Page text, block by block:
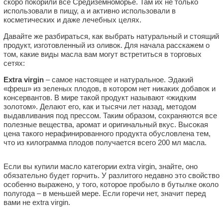
использовали в пищу, а и активно использовали в
косметических и даже лечебных целях.
Давайте же разбираться, как выбрать натуральный и стоящий
продукт, изготовленный из оливок. Для начала расскажем о
том, какие виды масла вам могут встретиться в торговых
сетях:
Extra virgin – самое настоящее и натуральное. Эдакий
«фреш» из зеленых плодов, в котором нет никаких добавок и
консервантов. В мире такой продукт называют «жидким
золотом». Делают его, как и тысячи лет назад, методом
выдавливания под прессом. Таким образом, сохраняются все
полезные вещества, аромат и оригинальный вкус. Высокая
цена такого нерафинированного продукта обусловлена тем,
что из килограмма плодов получается всего 200 мл масла.
Если вы купили масло категории extra virgin, знайте, оно
обязательно будет горчить. У разлитого недавно это свойство
особенно выражено, у того, которое пробыло в бутылке около
полугода – в меньшей мере. Если горечи нет, значит перед
вами не extra virgin.